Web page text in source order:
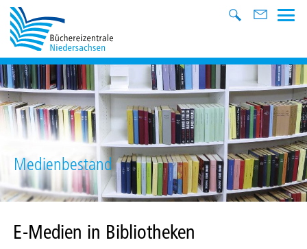
Medienbestand
E-Medien in Bibliotheken